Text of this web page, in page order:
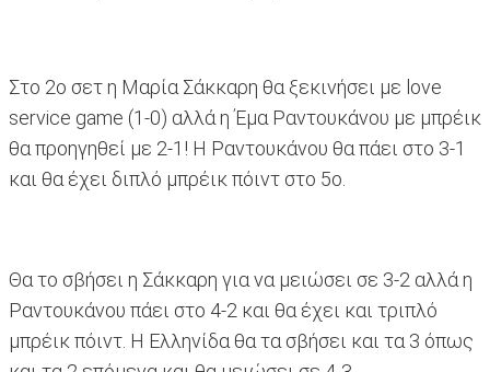
Στο 2ο σετ η Μαρία Σάκκαρη θα ξεκινήσει με love
service game (1-0) αλλά η Έμα Ραντουκάνου με μπρέικ
θα προηγηθεί με 2-1! Η Ραντουκάνου θα πάει στο 3-1
και θα έχει διπλό μπρέικ πόιντ στο 5ο.
Θα το σβήσει η Σάκκαρη για να μειώσει σε 3-2 αλλά η
Ραντουκάνου πάει στο 4-2 και θα έχει και τριπλό
μπρέικ πόιντ. Η Ελληνίδα θα τα σβήσει και τα 3 όπως